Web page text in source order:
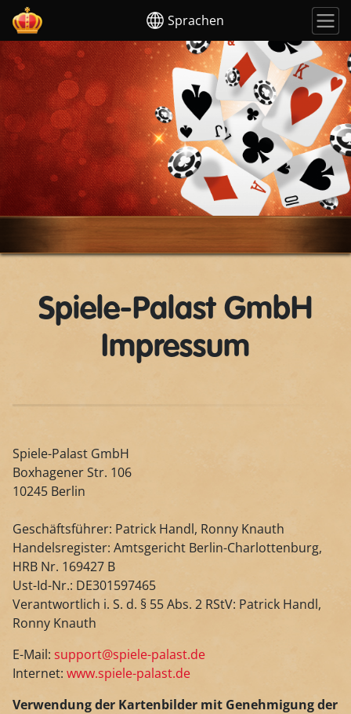
Sprachen
Spiele-Palast GmbH
Impressum
Spiele-Palast GmbH
Boxhagener Str. 106
10245 Berlin
Geschäftsführer: Patrick Handl, Ronny Knauth
Handelsregister: Amtsgericht Berlin-Charlottenburg,
HRB Nr. 169427 B
Ust-Id-Nr.: DE301597465
Verantwortlich i. S. d. § 55 Abs. 2 RStV: Patrick Handl,
Ronny Knauth
E-Mail: support@spiele-palast.de
Internet: www.spiele-palast.de
Verwendung der Kartenbilder mit Genehmigung der